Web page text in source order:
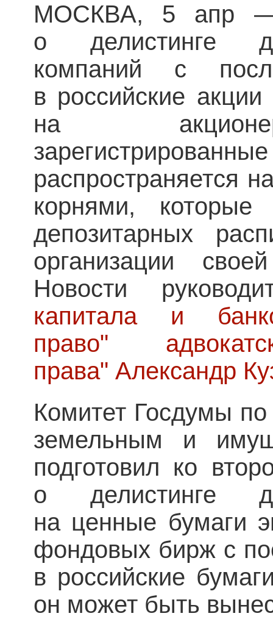
МОСКВА, 5 апр —
о делистинге
компаний с
в российские акции
на
распространяется
корнями, которые
депозитарных
организации
Новости
капиталаи
право"
права" Александр
Комитет Госдумы
земельным и
подготовил ко
о делистинге
на ценные бумаги
фондовых бирж с
в российские
он может быть